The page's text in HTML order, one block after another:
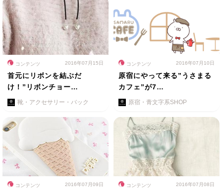
コンテンツ 2016年07月15日
首元にリボンを結ぶだ
け！”リボンチョー…
靴・アクセサリー・バック
コンテンツ 2016年07月10日
原宿にやって来る”うさまる
カフェ”が7…
原宿・青文字系SHOP
コンテンツ 2016年07月09日 コンテンツ 2016年07月08日